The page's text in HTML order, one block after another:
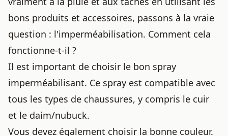
bons produits et accessoires, passons à la vraie
question : l'imperméabilisation. Comment cela
fonctionne-t-il ?
Il est important de choisir le bon spray
imperméabilisant. Ce spray est compatible avec
tous les types de chaussures, y compris le cuir
et le daim/nubuck.
Vous devez également choisir la bonne couleur.